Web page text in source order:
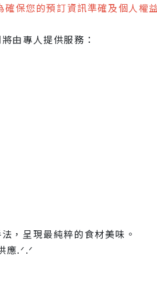
保您的預訂資訊準確及個人權
由專人提供服務：
，呈現最純粹的食材美味。
應.ᐟ.ᐟ